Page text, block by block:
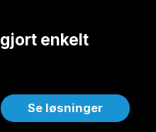
enkelt
Se løsninger